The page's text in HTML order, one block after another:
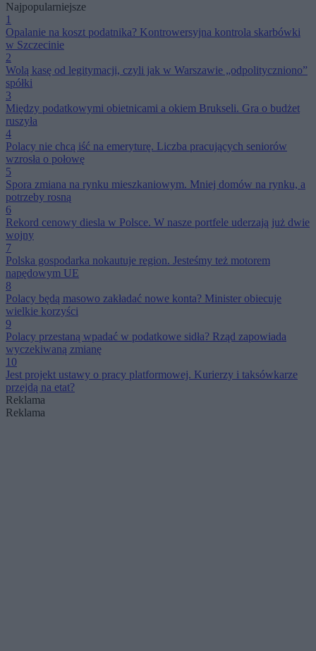
Najpopularniejsze
1
Opalanie na koszt podatnika? Kontrowersyjna kontrola skarbówki
w Szczecinie
2
Wolą kasę od legitymacji, czyli jak w Warszawie „odpolityczniono”
spółki
3
Między podatkowymi obietnicami a okiem Brukseli. Gra o budżet
ruszyła
4
Polacy nie chcą iść na emeryturę. Liczba pracujących seniorów
wzrosła o połowę
5
Spora zmiana na rynku mieszkaniowym. Mniej domów na rynku, a
potrzeby rosną
6
Rekord cenowy diesla w Polsce. W nasze portfele uderzają już dwie
wojny
7
Polska gospodarka nokautuje region. Jesteśmy też motorem
napędowym UE
8
Polacy będą masowo zakładać nowe konta? Minister obiecuje
wielkie korzyści
9
Polacy przestaną wpadać w podatkowe sidła? Rząd zapowiada
wyczekiwaną zmianę
10
Jest projekt ustawy o pracy platformowej. Kurierzy i taksówkarze
przejdą na etat?
Reklama
Reklama